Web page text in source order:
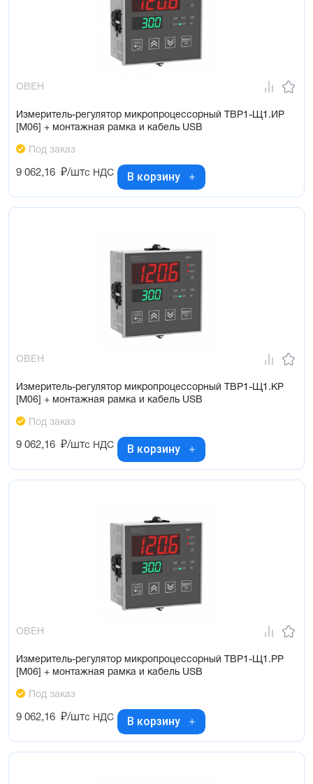
ОВЕН
Измеритель-регулятор микропроцессорный ТВР1-Щ1.ИР
[М06] + монтажная рамка и кабель USB
Под заказ
9 062,16 ₽/штс НДС В корзину
ОВЕН
Измеритель-регулятор микропроцессорный ТВР1-Щ1.КР
[М06] + монтажная рамка и кабель USB
Под заказ
9 062,16 ₽/штс НДС В корзину
ОВЕН
Измеритель-регулятор микропроцессорный ТВР1-Щ1.РР
[М06] + монтажная рамка и кабель USB
Под заказ
9 062,16 ₽/штс НДС В корзину